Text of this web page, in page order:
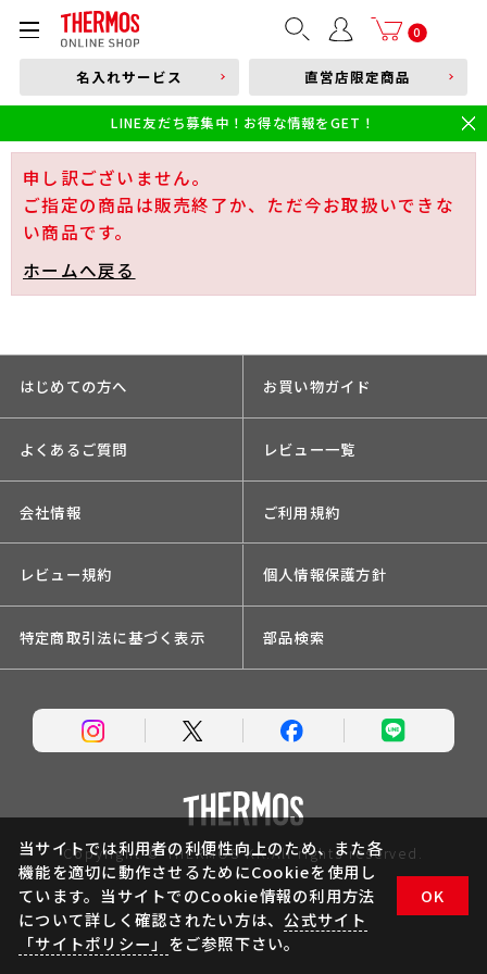
0
部品購入はこちら
本体品番やキーワードを入力
食洗機対応 新製品
幼児・園児向け水筒
小学生 低・中学年向け水筒
小学生 中・高学年向け水筒
名入れサービス 直営店限定商品
LINE友だち募集中！お得な情報をGET！
申し訳ございません。
ご指定の商品は販売終了か、ただ今お取扱いできな
い商品です。
ホームへ戻る
はじめての方へ お買い物ガイド
よくあるご質問 レビュー一覧
会社情報 ご利用規約
レビュー規約 個人情報保護方針
特定商取引法に基づく表示 部品検索
Copyright © THERMOS KK.All rights reserved.
当サイトでは利用者の利便性向上のため、また各
機能を適切に動作させるためにCookieを使用し
ています。当サイトでのCookie情報の利用方法
について詳しく確認されたい方は、 公式サイト
「サイトポリシー」 をご参照下さい。
OK